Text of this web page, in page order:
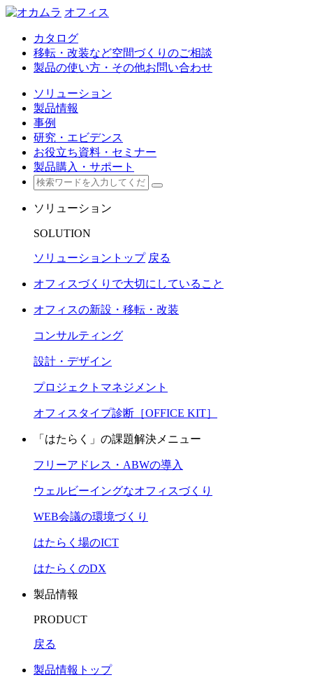
オフィス
カタログ
移転・改装など空間づくりのご相談
製品の使い方・その他お問い合わせ
ソリューション
製品情報
事例
研究・エビデンス
お役立ち資料・セミナー
製品購入・サポート
ソリューション
SOLUTION
ソリューショントップ 戻る
オフィスづくりで大切にしていること
オフィスの新設・移転・改装
コンサルティング
設計・デザイン
プロジェクトマネジメント
オフィスタイプ診断［OFFICE KIT］
「はたらく」の課題解決メニュー
フリーアドレス・ABWの導入
ウェルビーイングなオフィスづくり
WEB会議の環境づくり
はたらく場のICT
はたらくのDX
製品情報
PRODUCT
戻る
製品情報トップ